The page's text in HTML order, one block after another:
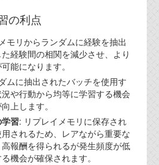
の利点
モリからランダムに経験を抽出
経験間の相関を減少させ、より
能になります。
ムに抽出されたバッチを使用す
や行動から均等に学習する機会
上します。
習: リプレイメモリに保存され
されるため、レアながら重要な
報酬を得られるが発生頻度が低
機会が確保されます。